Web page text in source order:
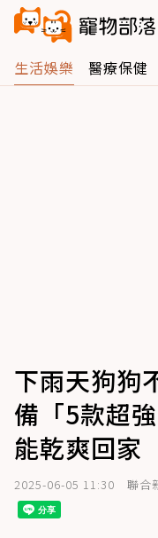
生活娛樂 醫療保健
下雨天狗狗
備「5款超
能乾爽回家
2025-06-05 11:30 聯合